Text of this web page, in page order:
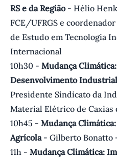
RS e da Região- Hélio
FCE/UFRGS e
de Estudo em Tecnologia
Internacional
10h30 - Mudança
Desenvolvimento Industrial
Presidente Sindicato da
Material Elétrico de Caxias
10h45 - Mudança
Agrícola- Gilberto Bonatto
11h - Mudança Climática: